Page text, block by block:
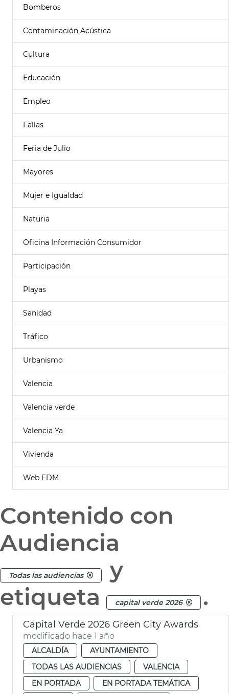
Bomberos
Contaminación Acústica
Cultura
Educación
Empleo
Fallas
Feria de Julio
Mayores
Mujer e Igualdad
Naturia
Oficina Información Consumidor
Participación
Playas
Sanidad
Tráfico
Urbanismo
Valencia
Valencia verde
Valencia Ya
Vivienda
Web FDM
Contenido con
Audiencia
Todas las audiencias
y
etiqueta
capital verde 2026 .
Capital Verde 2026 Green City Awards
modificado hace 1 año
ALCALDÍA
AYUNTAMIENTO
TODAS LAS AUDIENCIAS
VALENCIA
EN PORTADA
EN PORTADA TEMÁTICA